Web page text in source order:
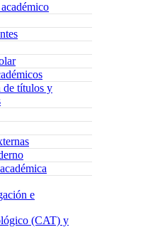
de títulos y
e
(CAT) y